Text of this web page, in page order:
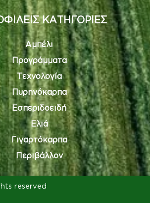
ΚΑΤΗΓΟΡΙΕΣ
Αμπέλι
Προγράμματα
Τεχνολογία
Πυρηνόκαρπα
Εσπεριδοειδή
Ελιά
Γιγαρτόκαρπα
Περιβάλλον
reserved